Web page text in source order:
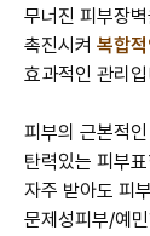
무너진 피부장
촉진시켜 복합
효과적인 관리
피부의 근본적
탄력있는 피부
자주 받아도 피
문제성피부/예